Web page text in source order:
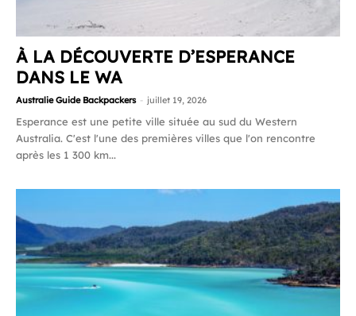
À LA DÉCOUVERTE D’ESPERANCE
DANS LE WA
Australie Guide Backpackers - juillet 19, 2026
Esperance est une petite ville située au sud du Western
Australia. C'est l'une des premières villes que l'on rencontre
après les 1 300 km...